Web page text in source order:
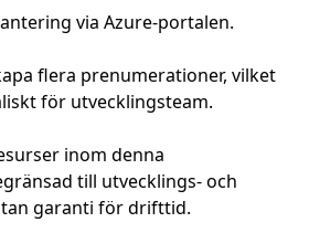
via Azure-portalen.
flera prenumerationer, vilket
för utvecklingsteam.
inom denna
till utvecklings- och
garanti för drifttid.